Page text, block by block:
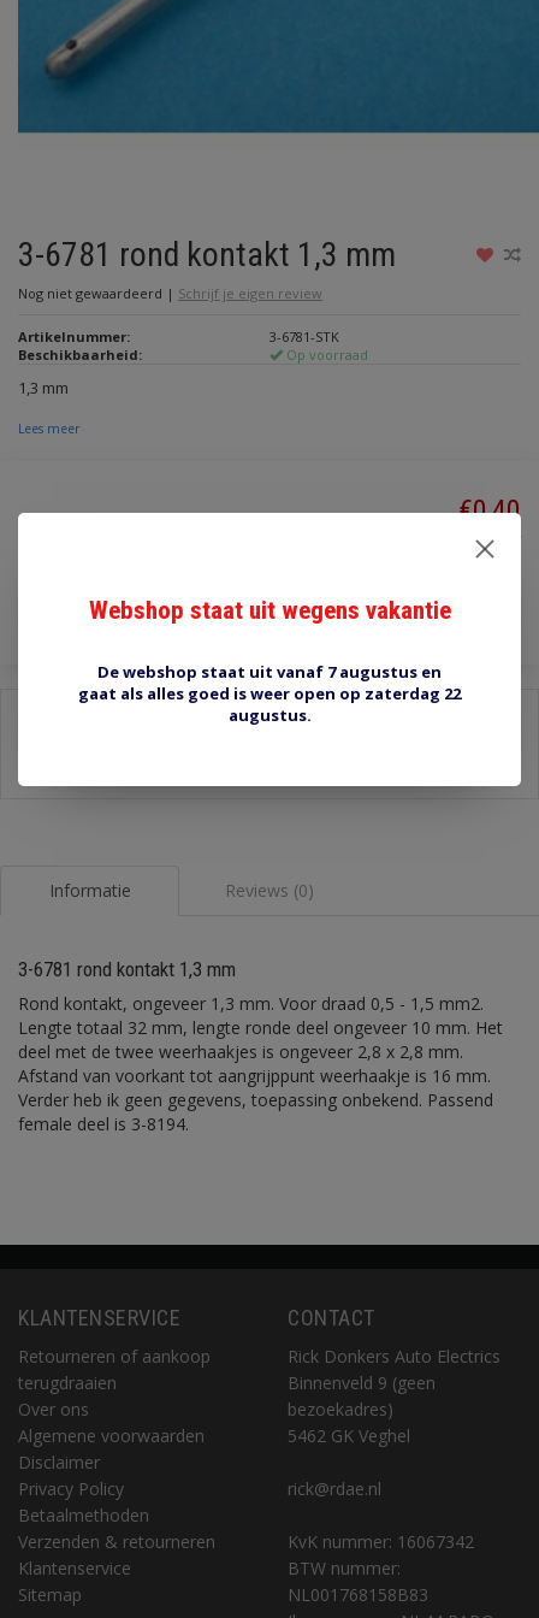
3-6781 rond kontakt 1,3 mm
Nog niet gewaardeerd | Schrijf je eigen review
Artikelnummer:
3-6781-STK
Beschikbaarheid:
Op voorraad
1,3 mm
Lees meer
€0,40
Incl. btw
Informatie Reviews (0)
3-6781 rond kontakt 1,3 mm
Rond kontakt, ongeveer 1,3 mm. Voor draad 0,5 - 1,5 mm2.
Lengte totaal 32 mm, lengte ronde deel ongeveer 10 mm. Het
deel met de twee weerhaakjes is ongeveer 2,8 x 2,8 mm.
Afstand van voorkant tot aangrijppunt weerhaakje is 16 mm.
Verder heb ik geen gegevens, toepassing onbekend. Passend
female deel is 3-8194.
KLANTENSERVICE
Retourneren of aankoop
terugdraaien
Over ons
Algemene voorwaarden
Disclaimer
Privacy Policy
Betaalmethoden
Verzenden & retourneren
Klantenservice
Sitemap
CONTACT
Rick Donkers Auto Electrics
Binnenveld 9 (geen
bezoekadres)
5462 GK Veghel
rick@rdae.nl
KvK nummer: 16067342
BTW nummer:
NL001768158B83
Webshop staat uit wegens vakantie
De webshop staat uit vanaf 7 augustus en
gaat als alles goed is weer open op zaterdag 22
augustus.